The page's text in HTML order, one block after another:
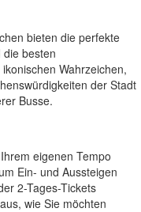
bieten die perfekte
die besten
Wahrzeichen,
der Stadt
Busse.
eigenen Tempo
Ein- und Aussteigen
2-Tages-Tickets
wie Sie möchten